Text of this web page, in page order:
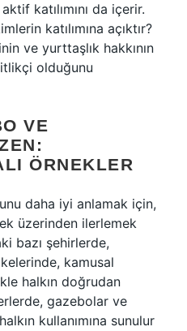
katılımını da içerir.
katılımına açıktır?
ve yurttaşlık hakkının
olduğunu
VE
ÖRNEKLER
daha iyi anlamak için,
üzerinden ilerlemek
bazı şehirlerde,
kamusal
halkın doğrudan
gazebolar ve
kullanımına sunulur